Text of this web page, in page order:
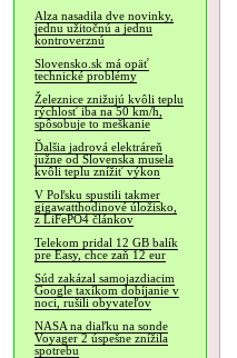
Alza nasadila dve novinky,
jednu užitočnú a jednu
kontroverznú
Slovensko.sk má opäť
technické problémy
Železnice znižujú kvôli teplu
rýchlosť iba na 50 km/h,
spôsobuje to meškanie
Ďalšia jadrová elektráreň
južne od Slovenska musela
kvôli teplu znížiť výkon
V Poľsku spustili takmer
gigawatthodinové úložisko,
z LiFePO4 článkov
Telekom pridal 12 GB balík
pre Easy, chce zaň 12 eur
Súd zakázal samojazdiacim
Google taxíkom dobíjanie v
noci, rušili obyvateľov
NASA na diaľku na sonde
Voyager 2 úspešne znížila
spotrebu